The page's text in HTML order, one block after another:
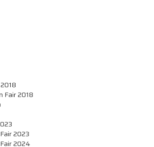
Fair 2018
2023
2024